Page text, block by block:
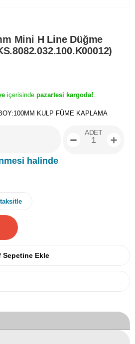
Mini H Line Düğme
içerisinde pazartesi kargoda!
KULP FÜME KAPLAMA
halinde
ADET
Sepetine Ekle